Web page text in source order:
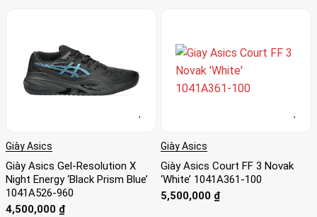
Giày Asics
Giày Asics Gel-Resolution X
Night Energy ‘Black Prism Blue’
1041A526-960
4,500,000 ₫
Giày Asics
Giày Asics Court FF 3 Novak
‘White’ 1041A361-100
5,500,000 ₫